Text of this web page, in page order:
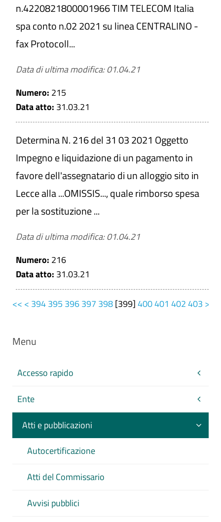
n.4220821800001966 TIM TELECOM Italia
spa conto n.02 2021 su linea CENTRALINO -
fax Protocoll...
Data di ultima modifica: 01.04.21
Numero: 215
Data atto: 31.03.21
Determina N. 216 del 31 03 2021 Oggetto
Impegno e liquidazione di un pagamento in
favore dell'assegnatario di un alloggio sito in
Lecce alla ...OMISSIS..., quale rimborso spesa
per la sostituzione ...
Data di ultima modifica: 01.04.21
Numero: 216
Data atto: 31.03.21
<< < 394395 396397 398[399]400401 402403 >
Menu
Accesso rapido
Ente
Atti e pubblicazioni
Autocertificazione
Atti del Commissario
Avvisi pubblici